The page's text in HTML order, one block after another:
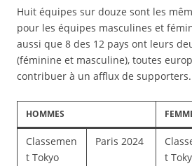
Huit équipes sur douze sont les
pour les équipes masculines et
aussi que 8 des 12 pays ont leurs
(féminine et masculine), toutes
contribuer à un afflux de supporters.
HOMMES
Classemen
t Tokyo
Paris 2024
t